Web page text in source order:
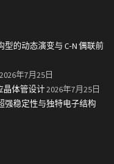
型的动态演变与 C-N 偶联前
2026年7月25日
晶体管设计2026年7月25日
强稳定性与独特电子结构